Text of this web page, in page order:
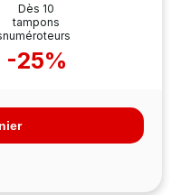
Dès 10
tampons
numéroteurs
-25%